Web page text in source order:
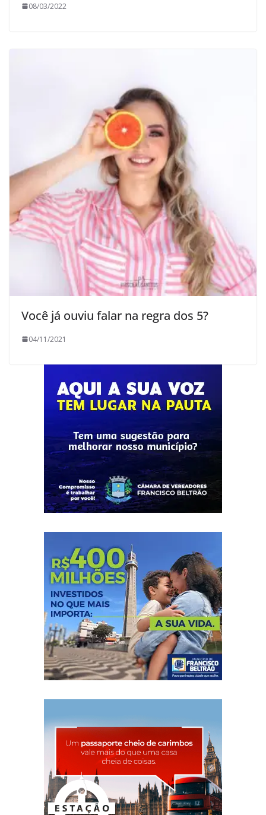
08/03/2022
Você já ouviu falar na regra dos 5?
04/11/2021